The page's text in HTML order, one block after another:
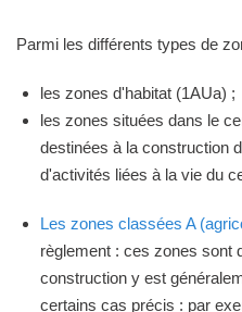
Parmi les différents types de
les zones d'habitat (1AUa) ;
les zones situées dans le
destinées à la construction
d'activités liées à la vie du
Les zones classées A
règlement : ces zones sont
construction y est
certains cas précis : par